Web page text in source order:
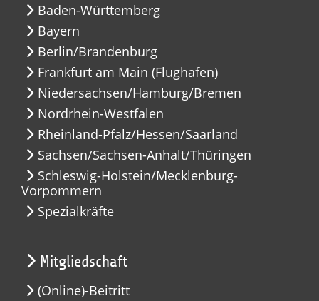
Baden-Württemberg
Bayern
Berlin/Brandenburg
Frankfurt am Main (Flughafen)
Niedersachsen/Hamburg/Bremen
Nordrhein-Westfalen
Rheinland-Pfalz/Hessen/Saarland
Sachsen/Sachsen-Anhalt/Thüringen
Schleswig-Holstein/Mecklenburg-
Vorpommern
Spezialkräfte
Mitgliedschaft
(Online)-Beitritt